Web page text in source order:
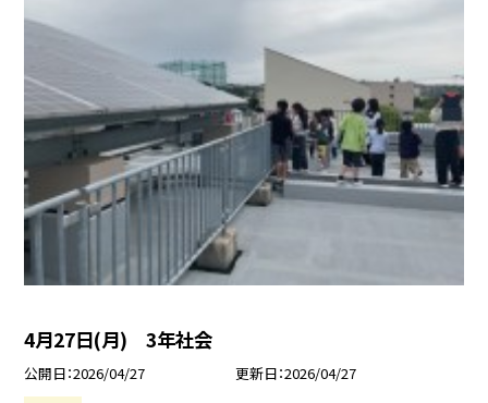
4月27日(月) 3年社会
公開日 2026/04/27 更新日 2026/04/27